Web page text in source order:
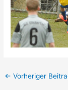
← Vorheriger